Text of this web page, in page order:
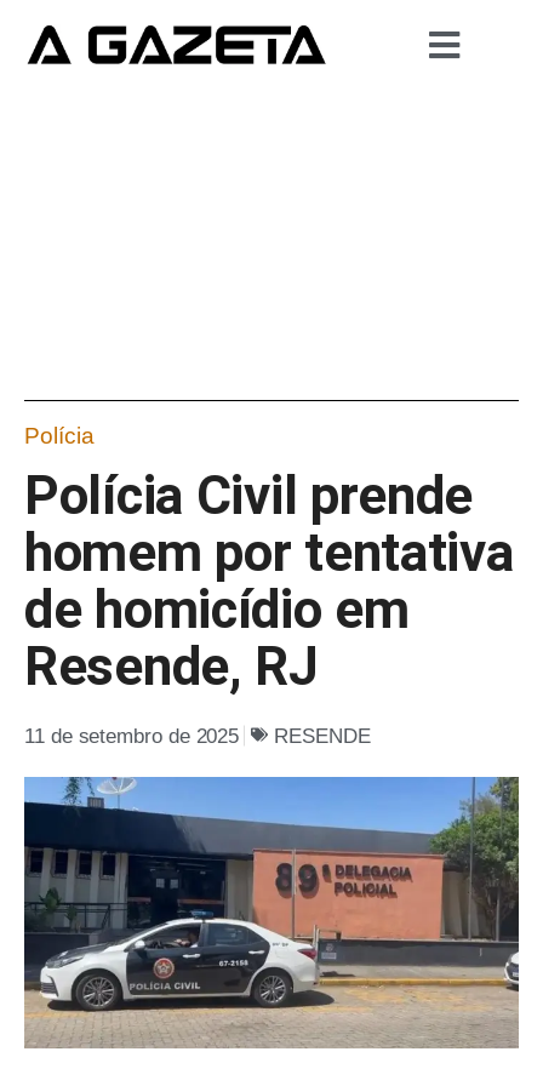
Polícia
Polícia Civil prende
homem por tentativa
de homicídio em
Resende, RJ
11 de setembro de 2025 RESENDE